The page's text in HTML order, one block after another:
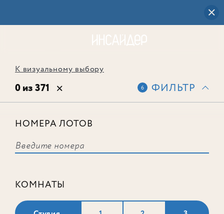
К визуальному выбору
0 из 371 6 ФИЛЬТР
НОМЕРА ЛОТОВ
КОМНАТЫ
соответствует ни одного лота